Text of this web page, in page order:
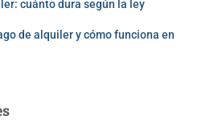
cuánto dura según la ley
de alquiler y cómo funciona en